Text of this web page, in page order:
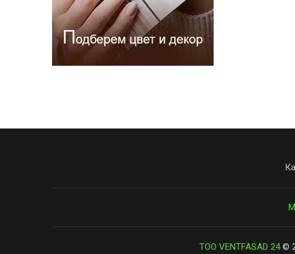
ТОО VENTFASAD 24©